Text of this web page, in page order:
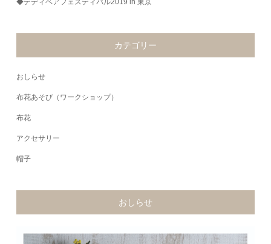
◆テディベアフェスティバル2019 in 東京
カテゴリー
おしらせ
布花あそび（ワークショップ）
布花
アクセサリー
帽子
おしらせ